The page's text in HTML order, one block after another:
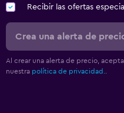
Recibir las ofertas
Crea una alerta de
Al crear una alerta de precio,
nuestra política de privacidad.